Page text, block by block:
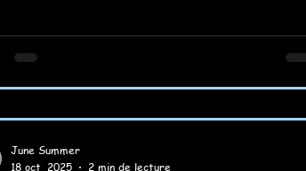
June Summer
18 oct. 2025
2 min de lecture